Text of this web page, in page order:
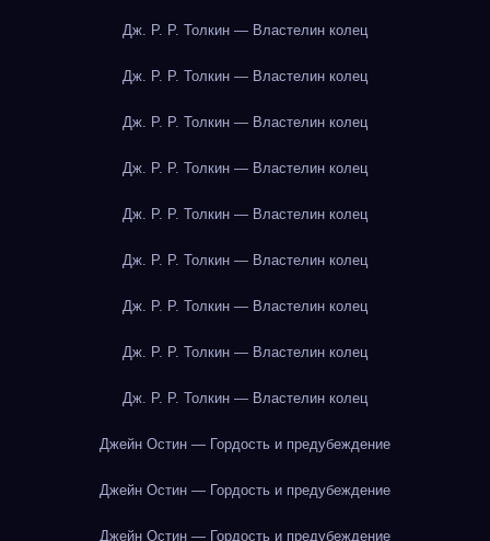
Дж. Р. Р. Толкин — Властелин колец
Дж. Р. Р. Толкин — Властелин колец
Дж. Р. Р. Толкин — Властелин колец
Дж. Р. Р. Толкин — Властелин колец
Дж. Р. Р. Толкин — Властелин колец
Дж. Р. Р. Толкин — Властелин колец
Дж. Р. Р. Толкин — Властелин колец
Дж. Р. Р. Толкин — Властелин колец
Дж. Р. Р. Толкин — Властелин колец
Джейн Остин — Гордость и предубеждение
Джейн Остин — Гордость и предубеждение
Джейн Остин — Гордость и предубеждение